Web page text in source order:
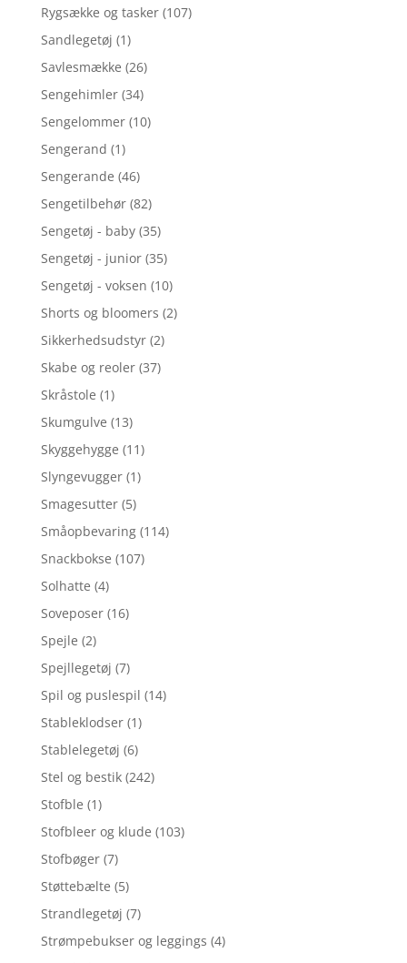
Rygsække og tasker (107)
Sandlegetøj (1)
Savlesmække (26)
Sengehimler (34)
Sengelommer (10)
Sengerand (1)
Sengerande (46)
Sengetilbehør (82)
Sengetøj - baby (35)
Sengetøj - junior (35)
Sengetøj - voksen (10)
Shorts og bloomers (2)
Sikkerhedsudstyr (2)
Skabe og reoler (37)
Skråstole (1)
Skumgulve (13)
Skyggehygge (11)
Slyngevugger (1)
Smagesutter (5)
Småopbevaring (114)
Snackbokse (107)
Solhatte (4)
Soveposer (16)
Spejle (2)
Spejllegetøj (7)
Spil og puslespil (14)
Stableklodser (1)
Stablelegetøj (6)
Stel og bestik (242)
Stofble (1)
Stofbleer og klude (103)
Stofbøger (7)
Støttebælte (5)
Strandlegetøj (7)
Strømpebukser og leggings (4)